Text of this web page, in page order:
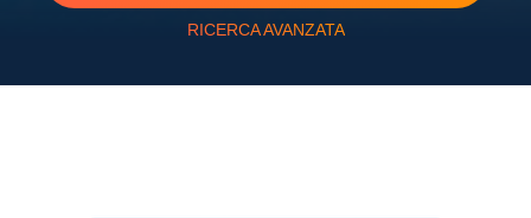
RICERCA AVANZATA